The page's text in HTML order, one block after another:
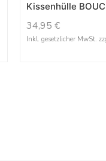
Kissenhülle
34,95 €
Inkl. gesetzlicher MwSt.